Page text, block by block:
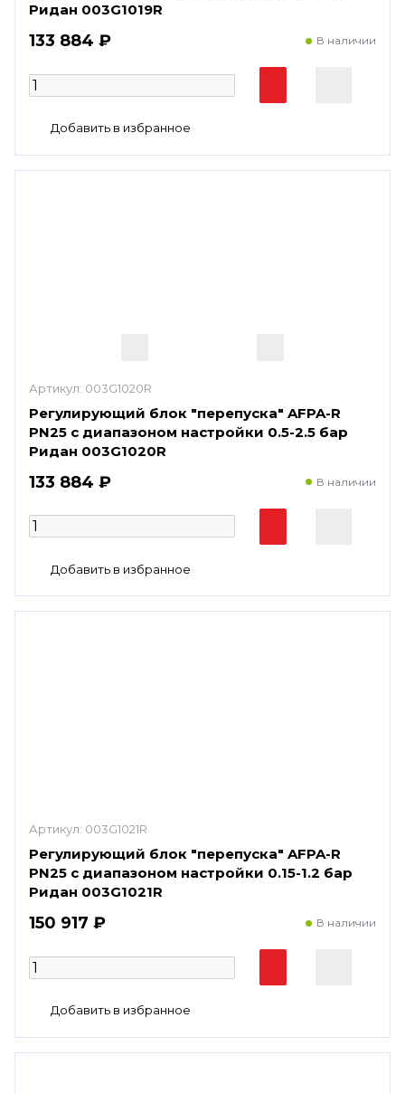
Ридан 003G1019R
133 884 ₽ В наличии
Артикул: 003G1020R
Регулирующий блок "перепуска" AFPA-R
PN25 с диапазоном настройки 0.5-2.5 бар
Ридан 003G1020R
133 884 ₽ В наличии
Артикул: 003G1021R
Регулирующий блок "перепуска" AFPA-R
PN25 с диапазоном настройки 0.15-1.2 бар
Ридан 003G1021R
150 917 ₽ В наличии